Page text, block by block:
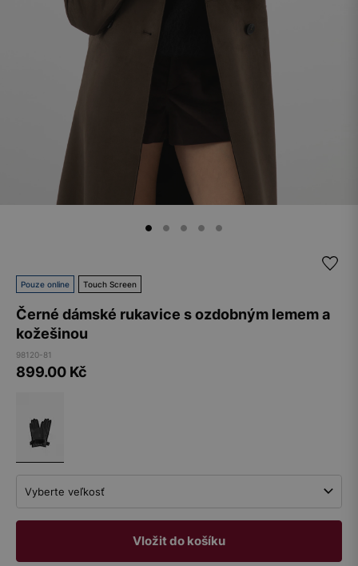
Pouze online Touch Screen
Černé dámské rukavice s ozdobným lemem a
kožešinou
98120-81
899.00 Kč
Vyberte veľkosť
Vložit do košíku